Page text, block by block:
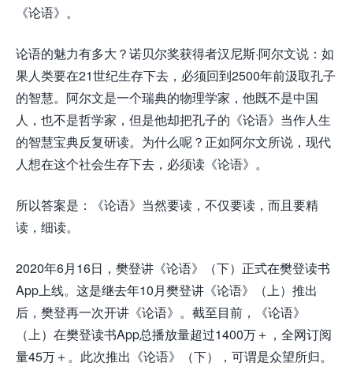
《论语》。
论语的魅力有多大？诺贝尔奖获得者汉尼斯·阿尔文说：如
果人类要在21世纪生存下去，必须回到2500年前汲取孔子
的智慧。阿尔文是一个瑞典的物理学家，他既不是中国
人，也不是哲学家，但是他却把孔子的《论语》当作人生
的智慧宝典反复研读。为什么呢？正如阿尔文所说，现代
人想在这个社会生存下去，必须读《论语》。
所以答案是：《论语》当然要读，不仅要读，而且要精
读，细读。
2020年6月16日，樊登讲《论语》（下）正式在樊登读书
App上线。这是继去年10月樊登讲《论语》（上）推出
后，樊登再一次开讲《论语》。截至目前，《论语》
（上）在樊登读书App总播放量超过1400万＋，全网订阅
量45万＋。此次推出《论语》（下），可谓是众望所归。